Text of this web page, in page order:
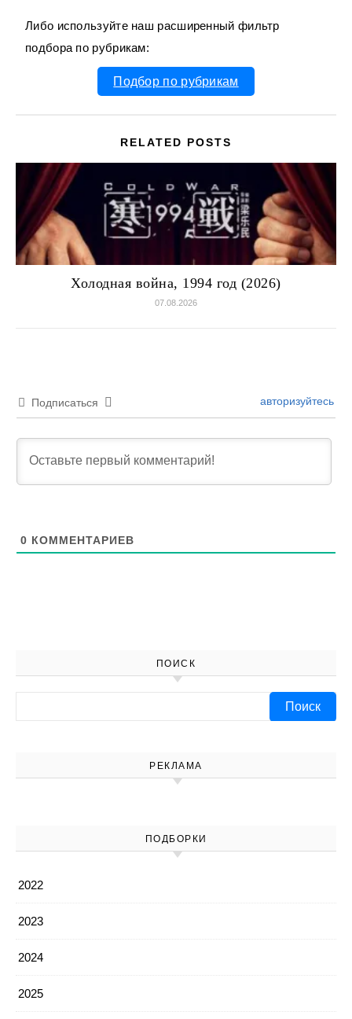
Либо используйте наш расширенный фильтр
подбора по рубрикам:
Подбор по рубрикам
RELATED POSTS
Холодная война, 1994 год (2026)
07.08.2026
Подписаться авторизуйтесь
0 КОММЕНТАРИЕВ
ПОИСК
РЕКЛАМА
ПОДБОРКИ
2022
2023
2024
2025